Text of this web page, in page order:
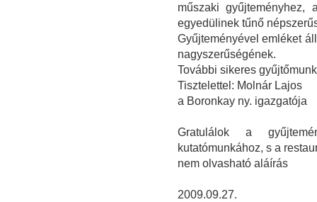
műszaki
egyedülinek tűnő
Gyűjteményével emléket
nagyszerűségének.
További sikeres
Tisztelettel: Molnár Lajos
a Boronkay ny. igazgatója
Gratulálok a
kutatómunkához, s a
nem olvasható aláírás
2009.09.27.